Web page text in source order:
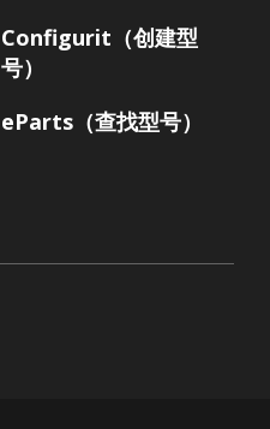
Configurit（创建型
号）
eParts（查找型号）